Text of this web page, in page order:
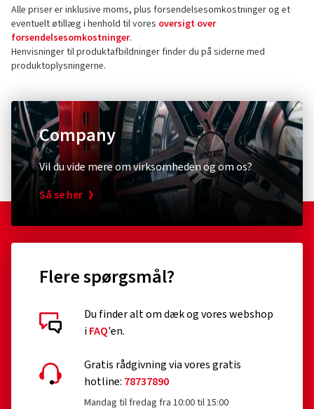
Alle priser er inklusive moms, plus forsendelsesomkostninger og et
eventuelt øtillæg i henhold til vores oversigt over
forsendelsesomkostninger.
Henvisninger til produktafbildninger finder du på siderne med
produktoplysningerne.
Company
Vil du vide mere om virksomheden og om os?
Så se her
Flere spørgsmål?
Du finder alt om dæk og vores webshop
iFAQ'en.
Gratis rådgivning via vores gratis
hotline: 78737890
Mandag til fredag fra 10:00 til 15:00